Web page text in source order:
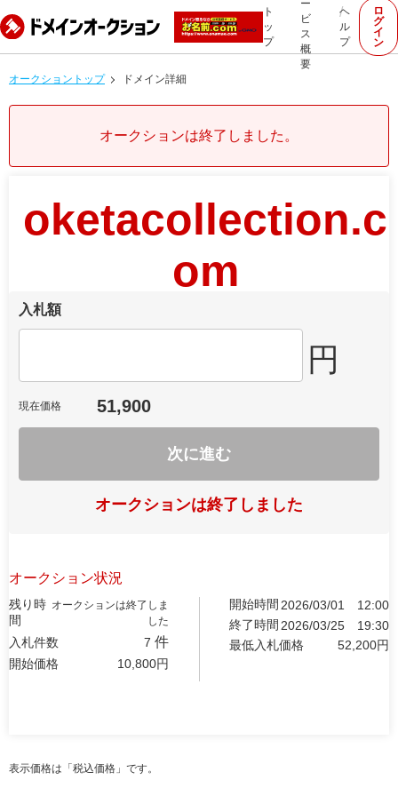
ト
ッ
プ
ー
ビ
ス
概
要
ヘ
ル
プ
ロ
グ
イ
ン
オークショントップ ドメイン詳細
オークションは終了しました。
oketacollection.c
om
入札額
円
現在価格 51,900
次に進む
オークションは終了しました
オークション状況
残り時
間
オークションは終了しま
した
入札件数 7 件
開始価格 10,800円
開始時間 2026/03/01
12:00
終了時間 2026/03/25
19:30
最低入札価格
52,200円
表示価格は「税込価格」です。